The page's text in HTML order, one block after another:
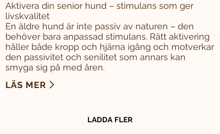
Aktivera din senior hund – stimulans som ger
livskvalitet
En äldre hund är inte passiv av naturen – den
behöver bara anpassad stimulans. Rätt aktivering
håller både kropp och hjärna igång och motverkar
den passivitet och senilitet som annars kan
smyga sig på med åren.
LÄS MER
LADDA FLER